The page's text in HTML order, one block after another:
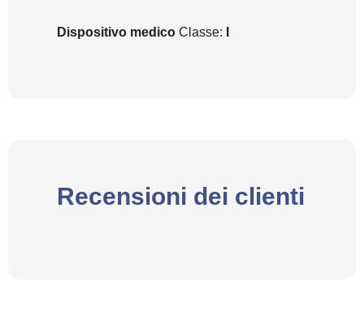
Dispositivo medico Classe:
Recensioni dei clienti